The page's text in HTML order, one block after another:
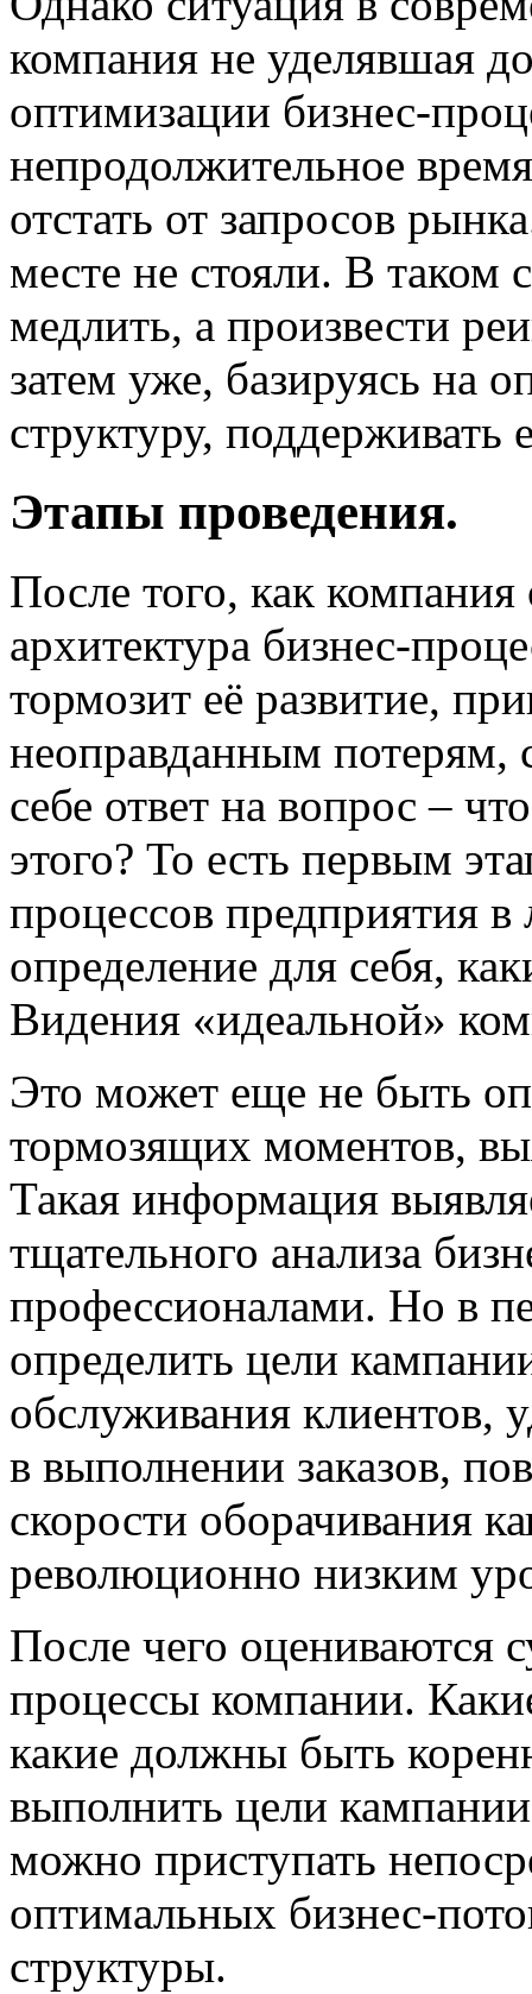
компания не уделявшая
оптимизации бизнес-
непродолжительное
отстать от запросов
месте не стояли. В таком
медлить, а произвести
затем уже, базируясь на
структуру, поддерживать
Этапы проведения.
После того, как
архитектура бизнес-
тормозит её развитие,
неоправданным потерям,
себе ответ на вопрос –
этого? То есть первым
процессов предприятия в
определение для себя,
Видения «идеальной»
Это может еще не быть
тормозящих моментов,
Такая информация
тщательного анализа
профессионалами. Но в
определить цели
обслуживания клиентов,
в выполнении заказов,
скорости оборачивания
революционно низким
После чего оцениваются
процессы компании.
какие должны быть
выполнить цели
можно приступать
оптимальных бизнес-
структуры.